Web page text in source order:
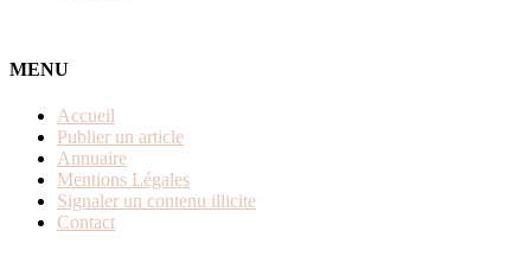
MENU
Accueil
Publier un article
Annuaire
Mentions Légales
Signaler un contenu illicite
Contact